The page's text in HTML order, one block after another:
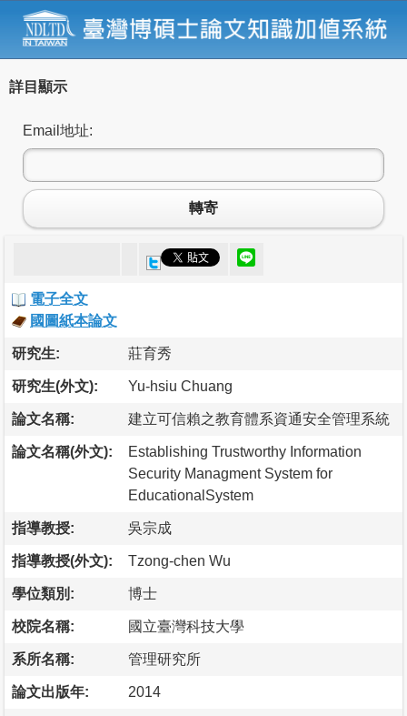
詳目顯示
Email地址:
轉寄
電子全文
國圖紙本論文
研究生: 莊育秀
研究生(外文): Yu-hsiu Chuang
論文名稱: 建立可信賴之教育體系資通安全管理系統
論文名稱(外文):
Establishing Trustworthy Information
Security Managment System for
EducationalSystem
指導教授: 吳宗成
指導教授(外文): Tzong-chen Wu
學位類別: 博士
校院名稱: 國立臺灣科技大學
系所名稱: 管理研究所
論文出版年: 2014